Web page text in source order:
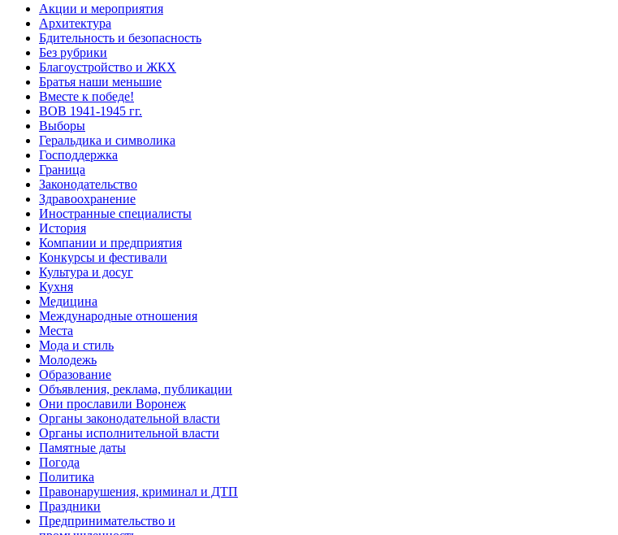
Акции и мероприятия
Архитектура
Бдительность и безопасность
Без рубрики
Благоустройство и ЖКХ
Братья наши меньшие
Вместе к победе!
ВОВ 1941-1945 гг.
Выборы
Геральдика и символика
Господдержка
Граница
Законодательство
Здравоохранение
Иностранные специалисты
История
Компании и предприятия
Конкурсы и фестивали
Культура и досуг
Кухня
Медицина
Международные отношения
Места
Мода и стиль
Молодежь
Образование
Объявления, реклама, публикации
Они прославили Воронеж
Органы законодательной власти
Органы исполнительной власти
Памятные даты
Погода
Политика
Правонарушения, криминал и ДТП
Праздники
Предпринимательство и